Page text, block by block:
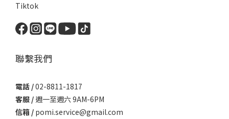
Tiktok
聯繫我們
電話 /02-8811-1817
客服 /週一至週六 9AM-6PM
信箱 / pomi.service@gmail.com